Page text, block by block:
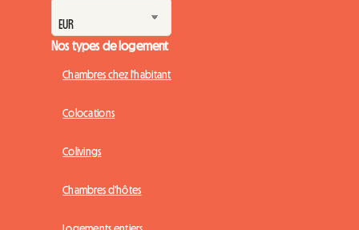
Nos types de logement
Chambres chez l'habitant
Colocations
Colivings
Chambres d'hôtes